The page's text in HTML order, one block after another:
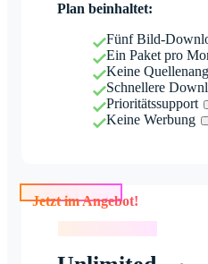
Plan beinhaltet:
Fünf Bild-
Ein Paket pro
Keine
Schnellere
Prioritätssupport
Keine Werbung
Jetzt im Angebot!